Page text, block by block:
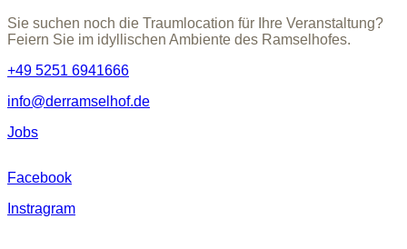
Sie suchen noch die Traumlocation für Ihre Veranstaltung?
Feiern Sie im idyllischen Ambiente des Ramselhofes.
+49 5251 6941666
info@derramselhof.de
Jobs
Facebook
Instragram